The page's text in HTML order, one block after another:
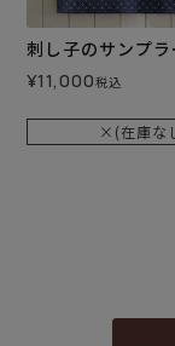
刺し子のサンプラ
¥11,000税込
×(在庫な